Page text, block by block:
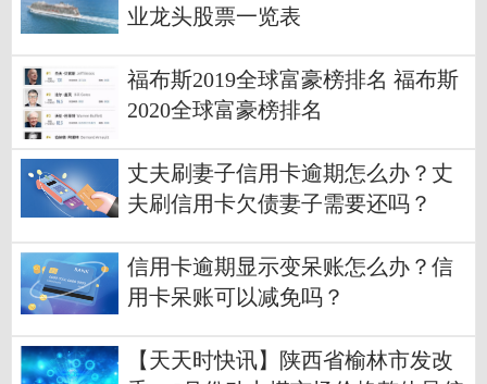
业龙头股票一览表
福布斯2019全球富豪榜排名 福布斯
2020全球富豪榜排名
丈夫刷妻子信用卡逾期怎么办？丈
夫刷信用卡欠债妻子需要还吗？
信用卡逾期显示变呆账怎么办？信
用卡呆账可以减免吗？
【天天时快讯】陕西省榆林市发改